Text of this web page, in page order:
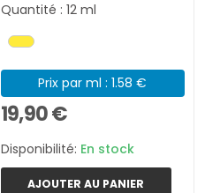
Quantité : 12 ml
Prix par ml : 1.58 €
19,90 €
Disponibilité: En stock
AJOUTER AU PANIER